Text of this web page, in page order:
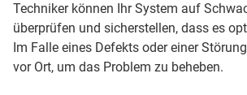
Techniker können Ihr System auf
überprüfen und sicherstellen, dass es
Im Falle eines Defekts oder einer
vor Ort, um das Problem zu beheben.